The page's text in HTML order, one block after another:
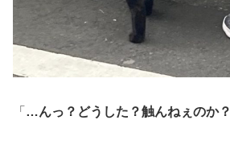
「 …んっ？どうした？触んねぇのか？